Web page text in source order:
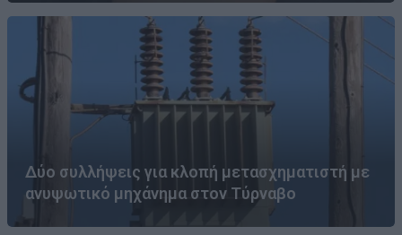
Δύο συλλήψεις για κλοπή μετασχηματιστή με
ανυψωτικό μηχάνημα στον Τύρναβο